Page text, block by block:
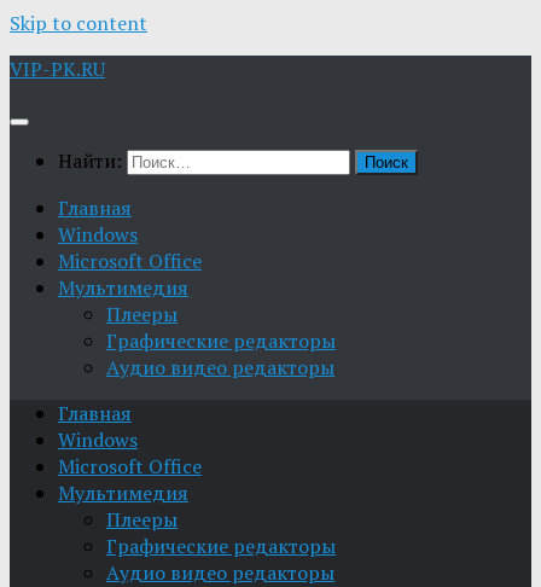
Skip to content
VIP-PK.RU
Найти:
Главная
Windows
Microsoft Office
Мультимедия
Плееры
Графические редакторы
Aудио видео редакторы
Главная
Windows
Microsoft Office
Мультимедия
Плееры
Графические редакторы
Aудио видео редакторы